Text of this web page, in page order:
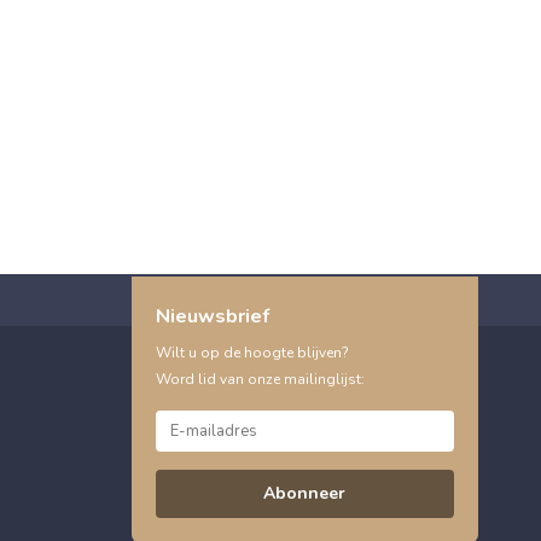
Nieuwsbrief
Wilt u op de hoogte blijven?
Word lid van onze mailinglijst:
Abonneer